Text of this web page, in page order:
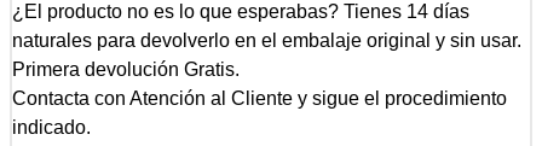
¿El producto no es lo que esperabas? Tienes 14 días
naturales para devolverlo en el embalaje original y sin usar.
Primera devolución Gratis.
Contacta con Atención al Cliente y sigue el procedimiento
indicado.